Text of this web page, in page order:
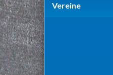
Vereine